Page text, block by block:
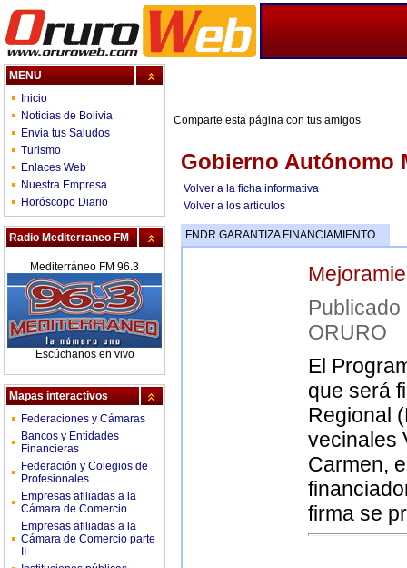
MENU
Inicio
Noticias de Bolivia
Envia tus Saludos
Turismo
Enlaces Web
Nuestra Empresa
Horóscopo Diario
Radio Mediterraneo FM
Mediterráneo FM 96.3
Escúchanos en vivo
Mapas interactivos
Federaciones y Cámaras
Bancos y Entidades
Financieras
Federación y Colegios de
Profesionales
Empresas afiliadas a la
Cámara de Comercio
Empresas afiliadas a la
Cámara de Comercio parte
Comparte esta página con tus amigos
Gobierno Autónomo
Volver a la ficha informativa
Volver a los articulos
FNDR GARANTIZA FINANCIAMIENTO
ORURO
El
que será
Regional
vecinales
Carmen,
firma se